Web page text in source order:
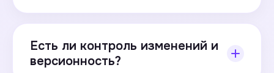
данных. Интеграция может выполняться по
API, через файлы или поэтапное
Есть ли контроль изменений и
версионность?